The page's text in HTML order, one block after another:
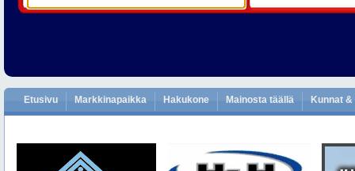
Etusivu Markkinapaikka Hakukone Mainosta täällä Kunnat